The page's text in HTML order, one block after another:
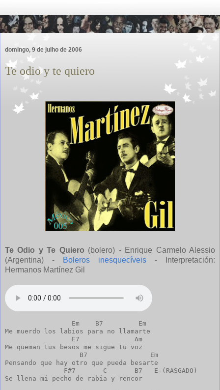
domingo, 9 de julho de 2006
Te odio y te quiero
Te Odio y Te Quiero (bolero) - Enrique Carmelo Alessio
(Argentina) -
Boleros inesquecíveis - Interpretación:
Hermanos Martínez Gil
                 Em    B7         Em
Me muerdo los labios para no llamarte
                 E7              Am
Me queman tus besos me sigue tu voz
                   B7                Em
Pensando que hay otro que pueda besarte
               F#7       C       B7   E-(RASGADO)
Se llena mi pecho de rabia y rencor